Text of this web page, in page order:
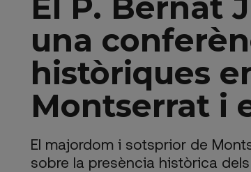
El P. Bernat
una
històriques
Montserrat i
El majordom i sotsprior de
sobre la presència històrica